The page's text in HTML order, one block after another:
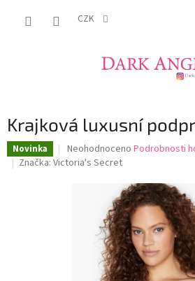
CZK
Krajková luxusní
Novinka
Průměrné
hodnocení
hvězdiček.
Neohodnoceno Podrobnosti
Značka: Victoria's Secret